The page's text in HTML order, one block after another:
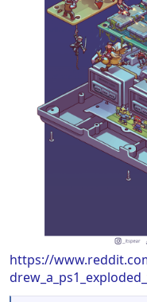
https://